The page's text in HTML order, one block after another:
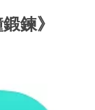
鍊》